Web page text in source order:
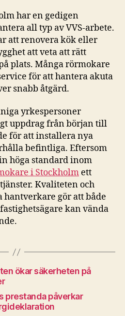
har en gedigen
all typ av VVS-arbete.
att renovera kök eller
att veta att rätt
plats. Många rörmokare
för att hantera akuta
snabb åtgärd.
yrkespersoner
uppdrag från början till
för att installera nya
befintliga. Eftersom
höga standard inom
i Stockholm ett
Kvaliteten och
hantverkare gör att både
kan vända
ökar säkerheten på
prestanda påverkar